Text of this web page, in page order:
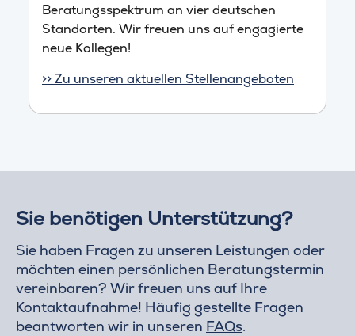
Beratungsspektrum an vier deutschen
Standorten. Wir freuen uns auf engagierte
neue Kollegen!
>> Zu unseren aktuellen Stellenangeboten
Sie benötigen Unterstützung?
Sie haben Fragen zu unseren Leistungen oder
möchten einen persönlichen Beratungstermin
vereinbaren? Wir freuen uns auf Ihre
Kontaktaufnahme! Häufig gestellte Fragen
beantworten wir in unseren FAQs.